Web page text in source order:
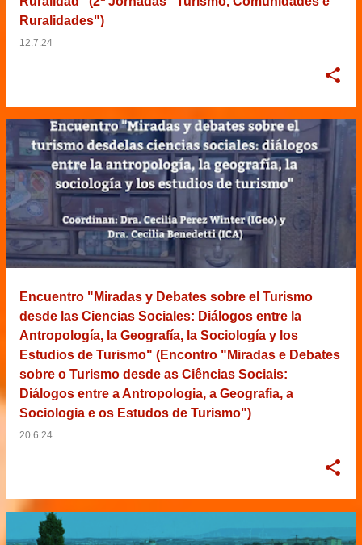
Ruralidades")
12.7.24
Encuentro "Miradas y Debates sobre el Turismo
desde las Ciencias Sociales: Diálogos entre la
Antropología, la Geografía, la Sociología y los
Estudios de Turismo" (Encontro "Miradas e Debates
sobre o Turismo desde as Ciências Sociais:
Diálogos entre a Antropologia, a Geografia, a
Sociologia e os Estudos de Turismo")
20.6.24